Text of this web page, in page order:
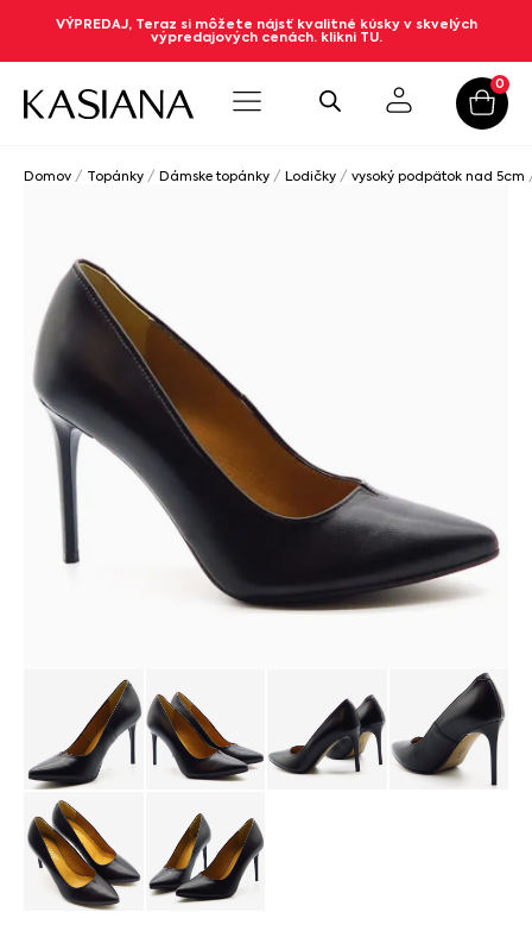
VÝPREDAJ, Teraz si môžete nájsť kvalitné kúsky v skvelých
výpredajových cenách. klikni TU.
0
Domov / Topánky / Dámske topánky / Lodičky / vysoký podpätok nad 5cm